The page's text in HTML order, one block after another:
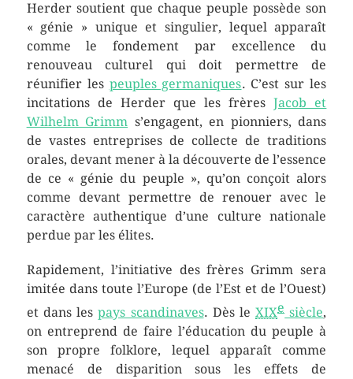
Herder soutient que chaque peuple possède son
« génie » unique et singulier, lequel apparaît
comme le fondement par excellence du
renouveau culturel qui doit permettre de
réunifier les peuples germaniques. C’est sur les
incitations de Herder que les frèresJacob et
Wilhelm Grimm s’engagent, en pionniers, dans
de vastes entreprises de collecte de traditions
orales, devant mener à la découverte de l’essence
de ce « génie du peuple », qu’on conçoit alors
comme devant permettre de renouer avec le
caractère authentique d’une culture nationale
perdue par les élites.
Rapidement, l’initiative des frères Grimm sera
imitée dans toute l’Europe (de l’Est et de l’Ouest)
et dans lespays scandinaves. Dès leXIXesiècle,
on entreprend de faire l’éducation du peuple à
son propre folklore, lequel apparaît comme
menacé de disparition sous les effets de